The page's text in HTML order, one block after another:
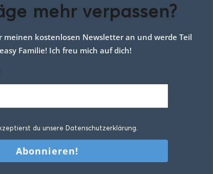
brote
mehr verpassen?
meinen kostenlosen Newsletter an und werde Teil
Familie! Ich freu mich auf dich!
du unsere Datenschutzerklärung.